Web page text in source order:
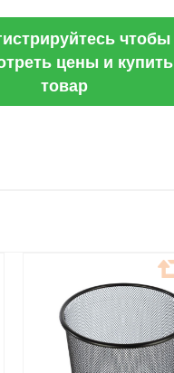
чтобы
цены и купить
товар
ДОБАВИТЬ
В
ИЗБРАННОЕ